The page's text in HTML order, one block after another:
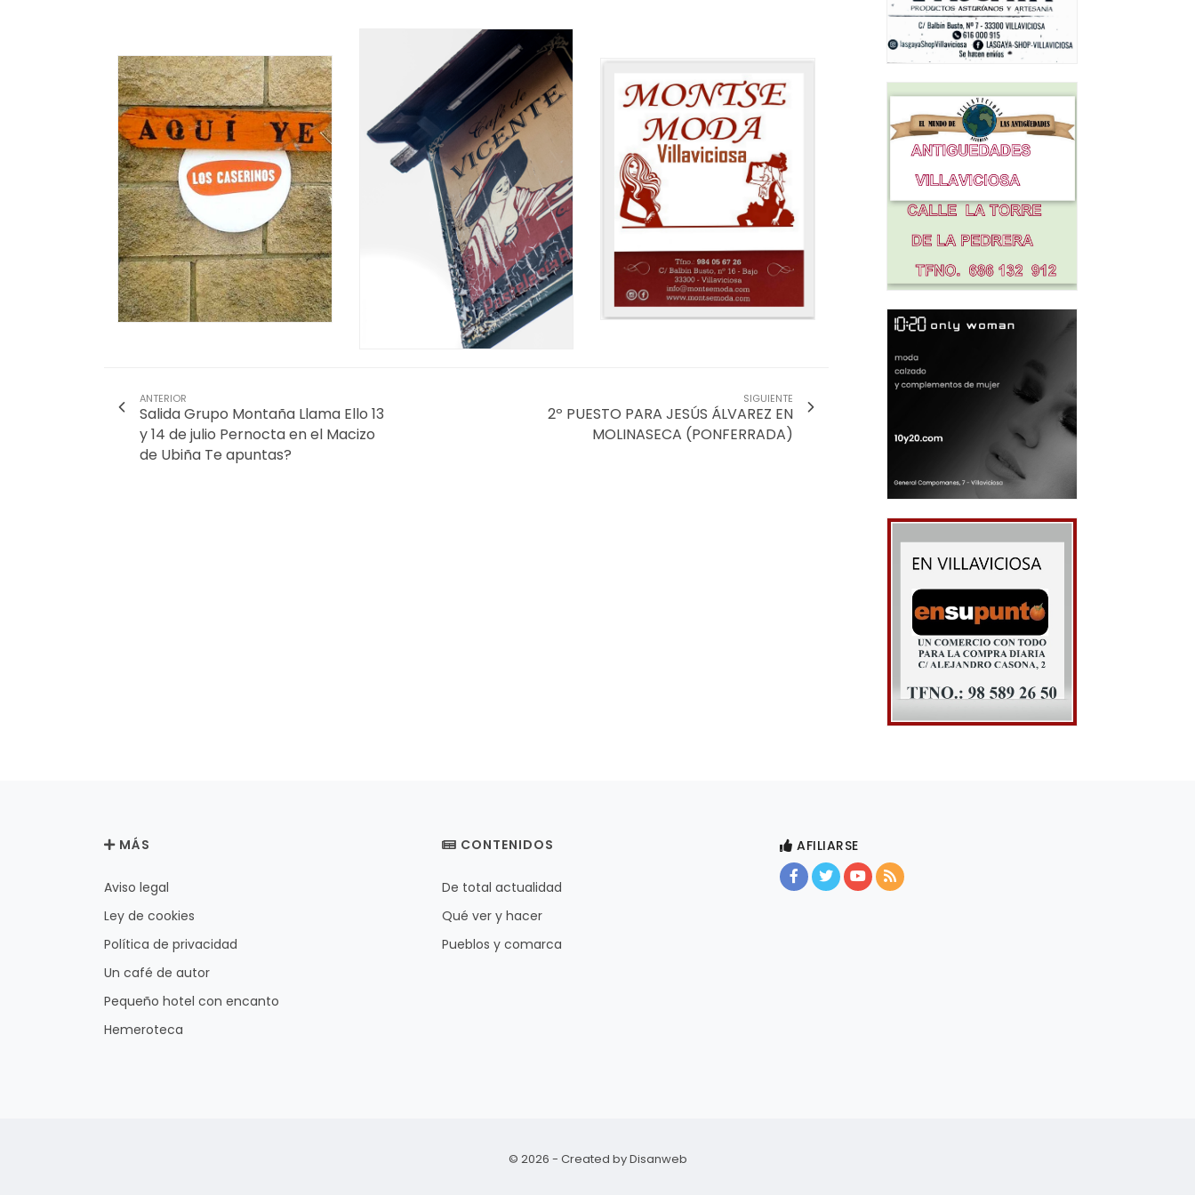
ANTERIOR
Salida Grupo Montaña Llama Ello 13
y 14 de julio Pernocta en el Macizo
de Ubiña Te apuntas?
SIGUIENTE
2º PUESTO PARA JESÚS ÁLVAREZ EN
MOLINASECA (PONFERRADA)
MÁS
Aviso legal
Ley de cookies
Política de privacidad
Un café de autor
Pequeño hotel con encanto
Hemeroteca
CONTENIDOS
De total actualidad
Qué ver y hacer
Pueblos y comarca
AFILIARSE
© 2026 - Created byDisanweb